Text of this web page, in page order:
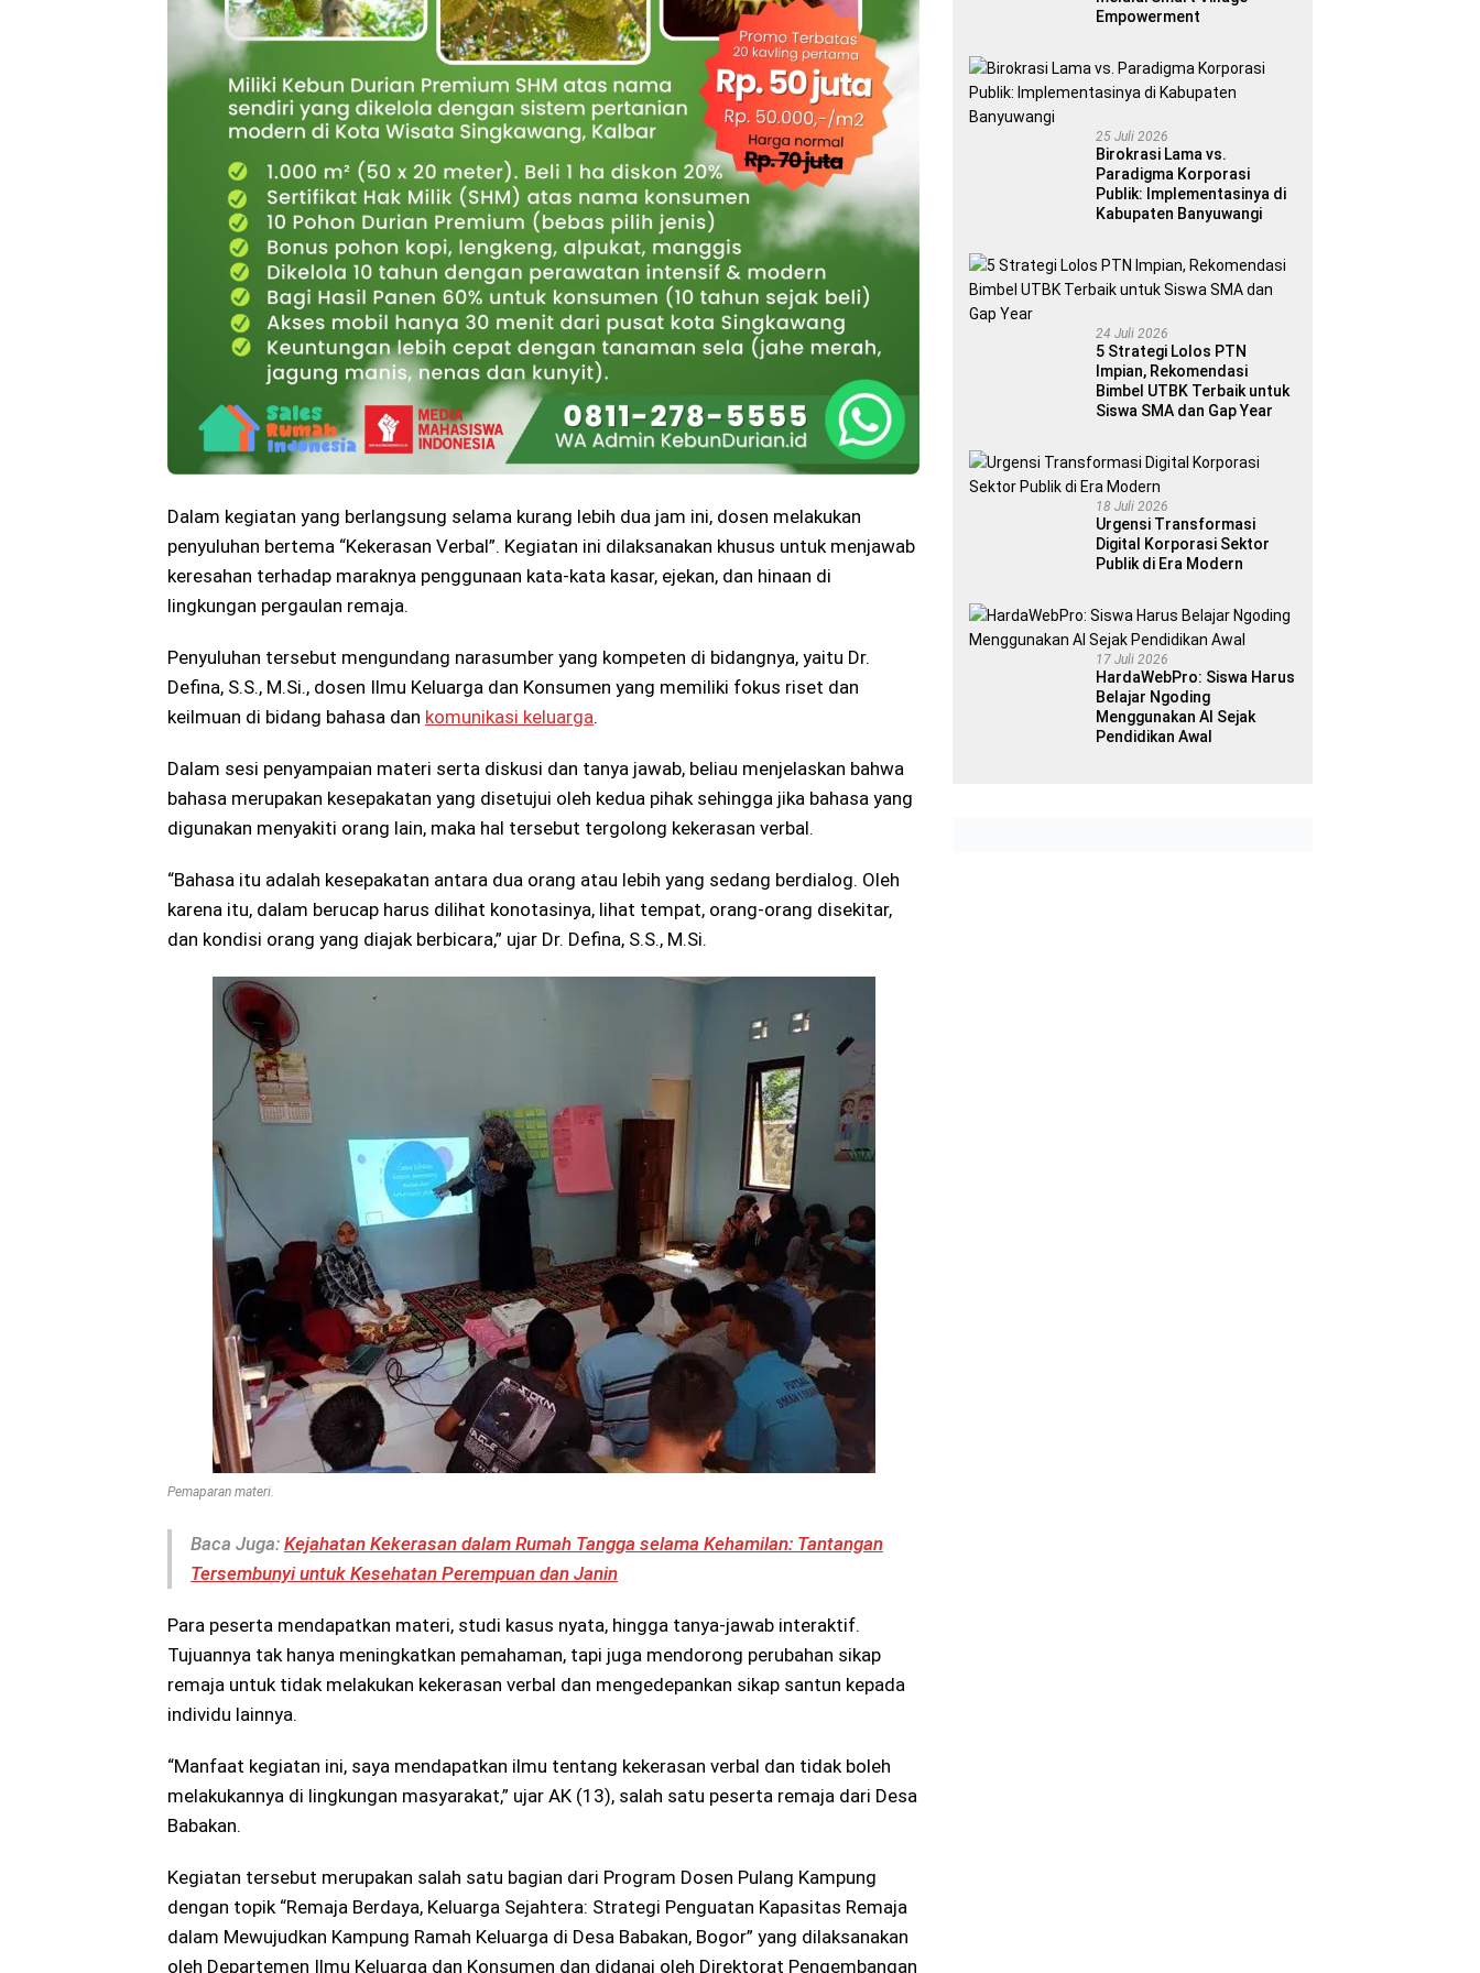
Dalam kegiatan yang berlangsung selama kurang lebih dua jam ini, dosen melakukan
penyuluhan bertema “Kekerasan Verbal”. Kegiatan ini dilaksanakan khusus untuk menjawab
keresahan terhadap maraknya penggunaan kata-kata kasar, ejekan, dan hinaan di
lingkungan pergaulan remaja.
Penyuluhan tersebut mengundang narasumber yang kompeten di bidangnya, yaitu Dr.
Defina, S.S., M.Si., dosen Ilmu Keluarga dan Konsumen yang memiliki fokus riset dan
keilmuan di bidang bahasa dan komunikasi keluarga.
Dalam sesi penyampaian materi serta diskusi dan tanya jawab, beliau menjelaskan bahwa
bahasa merupakan kesepakatan yang disetujui oleh kedua pihak sehingga jika bahasa yang
digunakan menyakiti orang lain, maka hal tersebut tergolong kekerasan verbal.
“Bahasa itu adalah kesepakatan antara dua orang atau lebih yang sedang berdialog. Oleh
karena itu, dalam berucap harus dilihat konotasinya, lihat tempat, orang-orang disekitar,
dan kondisi orang yang diajak berbicara,” ujar Dr. Defina, S.S., M.Si.
Pemaparan materi.
Baca Juga: Kejahatan Kekerasan dalam Rumah Tangga selama Kehamilan: Tantangan
Tersembunyi untuk Kesehatan Perempuan dan Janin
Para peserta mendapatkan materi, studi kasus nyata, hingga tanya-jawab interaktif.
Tujuannya tak hanya meningkatkan pemahaman, tapi juga mendorong perubahan sikap
remaja untuk tidak melakukan kekerasan verbal dan mengedepankan sikap santun kepada
individu lainnya.
“Manfaat kegiatan ini, saya mendapatkan ilmu tentang kekerasan verbal dan tidak boleh
melakukannya di lingkungan masyarakat,” ujar AK (13), salah satu peserta remaja dari Desa
Babakan.
Kegiatan tersebut merupakan salah satu bagian dari Program Dosen Pulang Kampung
dengan topik “Remaja Berdaya, Keluarga Sejahtera: Strategi Penguatan Kapasitas Remaja
dalam Mewujudkan Kampung Ramah Keluarga di Desa Babakan, Bogor” yang dilaksanakan
oleh Departemen Ilmu Keluarga dan Konsumen dan didanai oleh Direktorat Pengembangan
Empowerment
25 Juli 2026
Birokrasi Lama vs.
Paradigma Korporasi
Publik: Implementasinya di
Kabupaten Banyuwangi
24 Juli 2026
5 Strategi Lolos PTN
Impian, Rekomendasi
Bimbel UTBK Terbaik untuk
Siswa SMA dan Gap Year
18 Juli 2026
Urgensi Transformasi
Digital Korporasi Sektor
Publik di Era Modern
17 Juli 2026
HardaWebPro: Siswa Harus
Belajar Ngoding
Menggunakan AI Sejak
Pendidikan Awal